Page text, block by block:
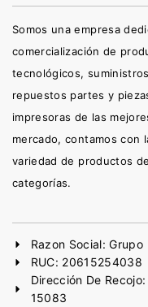
Somos una empresa
comercialización de
tecnológicos,
repuestos partes y
impresoras de las
mercado, contamos con
variedad de productos
categorías.
Razon Social: Grupo
RUC: 20615254038
Dirección De
15083